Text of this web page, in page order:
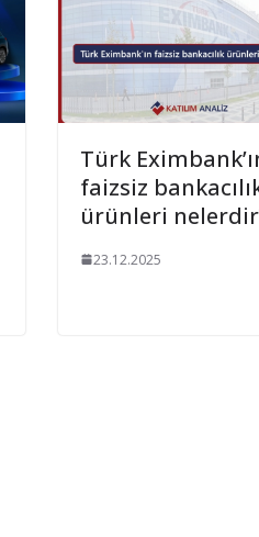
Türk
faizsiz
ürünleri
23.12.2025